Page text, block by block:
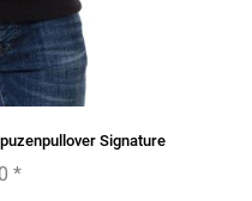
Signature
*